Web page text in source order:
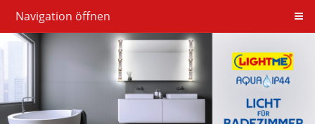
Navigation öffnen